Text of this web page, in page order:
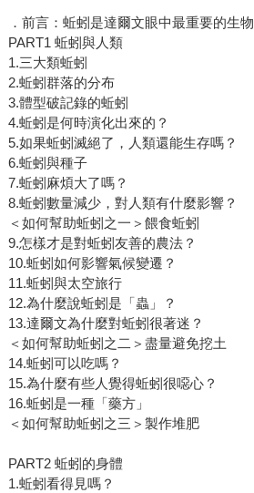
．前言：蚯蚓是達爾文眼中最重要的生物
PART1 蚯蚓與人類
1.三大類蚯蚓
2.蚯蚓群落的分布
3.體型破記錄的蚯蚓
4.蚯蚓是何時演化出來的？
5.如果蚯蚓滅絕了，人類還能生存嗎？
6.蚯蚓與種子
7.蚯蚓麻煩大了嗎？
8.蚯蚓數量減少，對人類有什麼影響？
＜如何幫助蚯蚓之一＞餵食蚯蚓
9.怎樣才是對蚯蚓友善的農法？
10.蚯蚓如何影響氣候變遷？
11.蚯蚓與太空旅行
12.為什麼說蚯蚓是「蟲」？
13.達爾文為什麼對蚯蚓很著迷？
＜如何幫助蚯蚓之二＞盡量避免挖土
14.蚯蚓可以吃嗎？
15.為什麼有些人覺得蚯蚓很噁心？
16.蚯蚓是一種「藥方」
＜如何幫助蚯蚓之三＞製作堆肥
PART2 蚯蚓的身體
1.蚯蚓看得見嗎？